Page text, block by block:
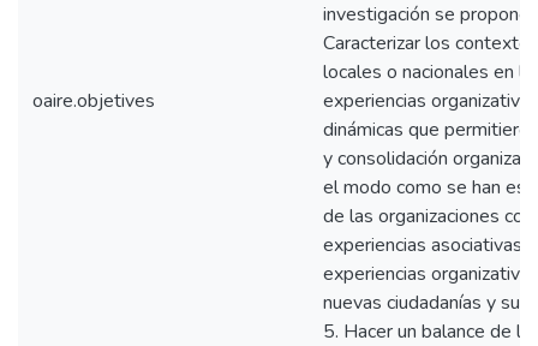
oaire.objetives
investigación se
Caracterizar los
locales o nacionales en
experiencias
dinámicas que
y consolidación
el modo como se han
de las organizaciones
experiencias
experiencias
nuevas ciudadanías y
5. Hacer un balance de